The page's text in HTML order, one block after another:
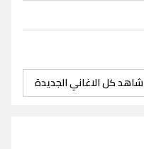
شاهد كل الاغاني الجديدة